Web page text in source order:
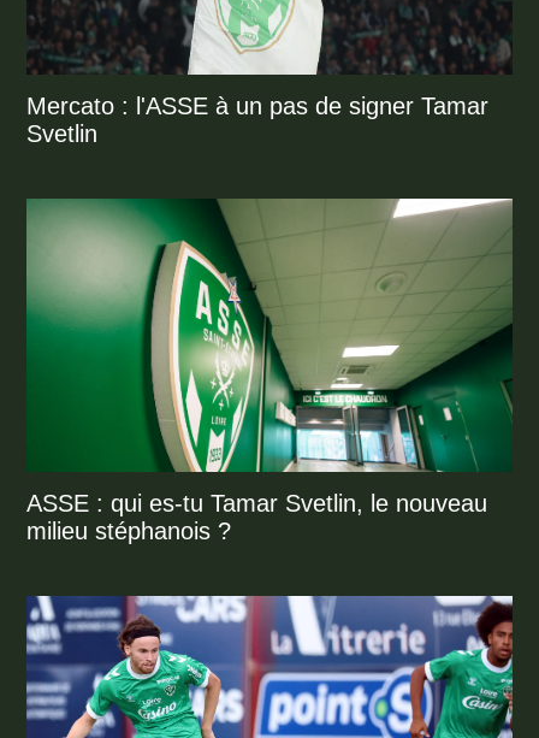
Mercato : l'ASSE à un pas de signer Tamar
Svetlin
ASSE : qui es-tu Tamar Svetlin, le nouveau
milieu stéphanois ?